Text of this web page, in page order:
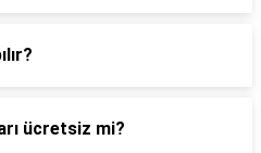
ücretsiz mi?